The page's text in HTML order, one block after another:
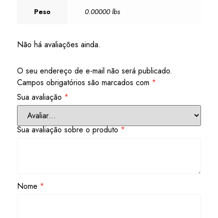
Peso 0.00000 lbs
Não há avaliações ainda.
O seu endereço de e-mail não será publicado.
Campos obrigatórios são marcados com *
Sua avaliação *
Sua avaliação sobre o produto*
Nome *